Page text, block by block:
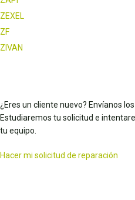
ZEXEL
ZF
ZIVAN
¿Eres un cliente nuevo? Envíanos
Estudiaremos tu solicitud e
tu equipo.
Hacer mi solicitud de reparación